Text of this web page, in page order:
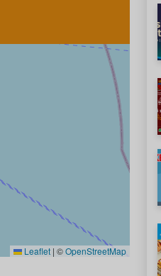
Leaflet | ©OpenStreetMap